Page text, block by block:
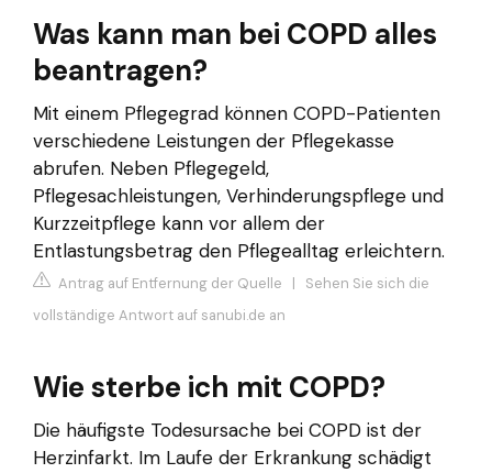
Was kann man bei COPD alles
beantragen?
Mit einem Pflegegrad können COPD-Patienten
verschiedene Leistungen der Pflegekasse
abrufen. Neben Pflegegeld,
Pflegesachleistungen, Verhinderungspflege und
Kurzzeitpflege kann vor allem der
Entlastungsbetrag den Pflegealltag erleichtern.
Antrag auf Entfernung der Quelle | Sehen Sie sich die
vollständige Antwort auf sanubi.de an
Wie sterbe ich mit COPD?
Die häufigste Todesursache bei COPD ist der
Herzinfarkt. Im Laufe der Erkrankung schädigt